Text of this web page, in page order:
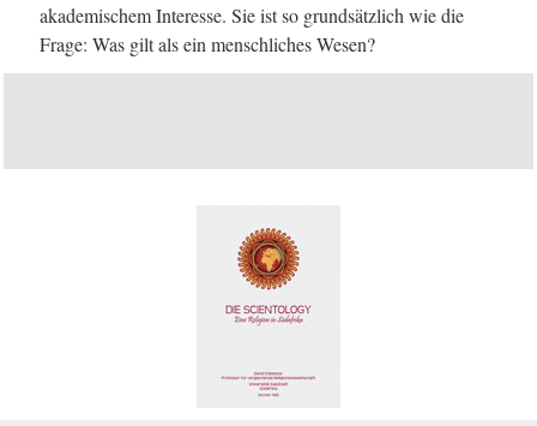
akademischem Interesse. Sie ist so grundsätzlich wie die
Frage: Was gilt als ein menschliches Wesen?